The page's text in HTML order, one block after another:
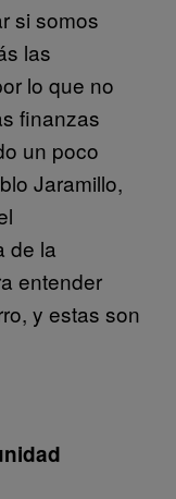
si somos
las
lo que no
finanzas
un poco
Jaramillo,
de la
entender
y estas son